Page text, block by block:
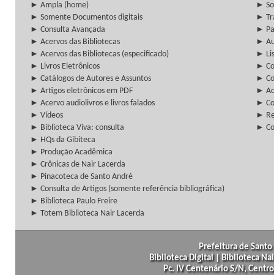
► Ampla (home)
►
► Somente Documentos digitais
►
► Consulta Avançada
►
► Acervos das Bibliotecas
►
► Acervos das Bibliotecas (especificado)
►
► Livros Eletrônicos
►
► Catálogos de Autores e Assuntos
►
► Artigos eletrônicos em PDF
►
► Acervo audiolivros e livros falados
►
► Vídeos
►
► Biblioteca Viva: consulta
►
► HQs da Gibiteca
► Produção Acadêmica
► Crônicas de Nair Lacerda
► Pinacoteca de Santo André
► Consulta de Artigos (somente referência bibliográfica)
► Biblioteca Paulo Freire
► Totem Biblioteca Nair Lacerda
Prefeitura de
Biblioteca Digital | Biblioteca
Pc. IV Centenário S/N,